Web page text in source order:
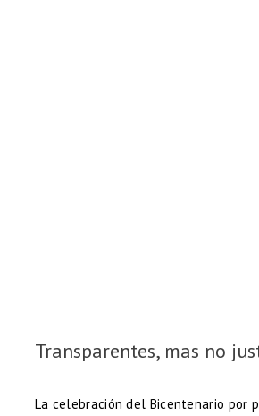
Transparentes, mas no
La celebración del Bicentenario por